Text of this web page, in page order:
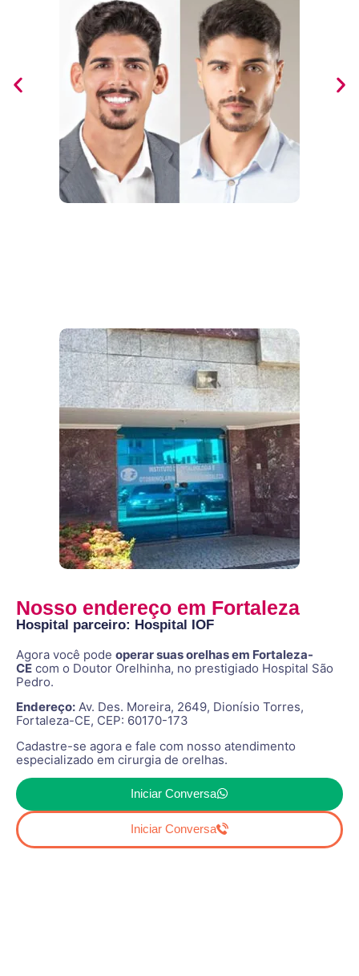
Nosso endereço em Fortaleza
Hospital parceiro: Hospital IOF
Agora você pode operar suas orelhas em Fortaleza-
CE com o Doutor Orelhinha, no prestigiado Hospital São
Pedro.
Endereço: Av. Des. Moreira, 2649, Dionísio Torres,
Fortaleza-CE, CEP: 60170-173
Cadastre-se agora e fale com nosso atendimento
especializado em cirurgia de orelhas.
Iniciar Conversa
Iniciar Conversa